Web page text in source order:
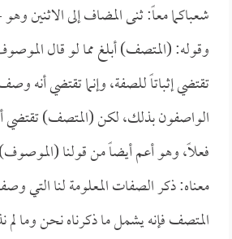
شعباكما معاً: ثنى المضاف إلى الاثنين
وقوله: (المتصف) أبلغ مما لو قال
تقتضي إثباتاً للصفة، وإنما تقتضي
الواصفون بذلك، لكن (المتصف)
فعلاً، وهو أعم أيضاً من قولنا
معناه: ذكر الصفات المعلومة لنا التي
المتصف فإنه يشمل ما ذكرناه نحن وما